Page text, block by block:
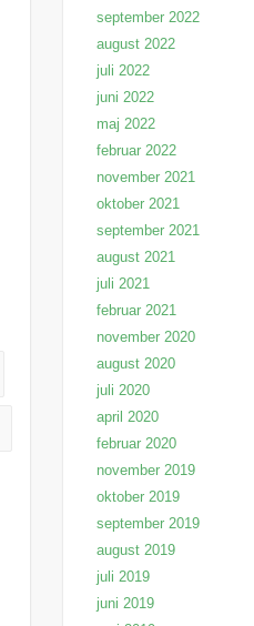
september 2022
august 2022
juli 2022
juni 2022
maj 2022
februar 2022
november 2021
oktober 2021
september 2021
august 2021
juli 2021
februar 2021
november 2020
august 2020
juli 2020
april 2020
februar 2020
november 2019
oktober 2019
september 2019
august 2019
juli 2019
juni 2019